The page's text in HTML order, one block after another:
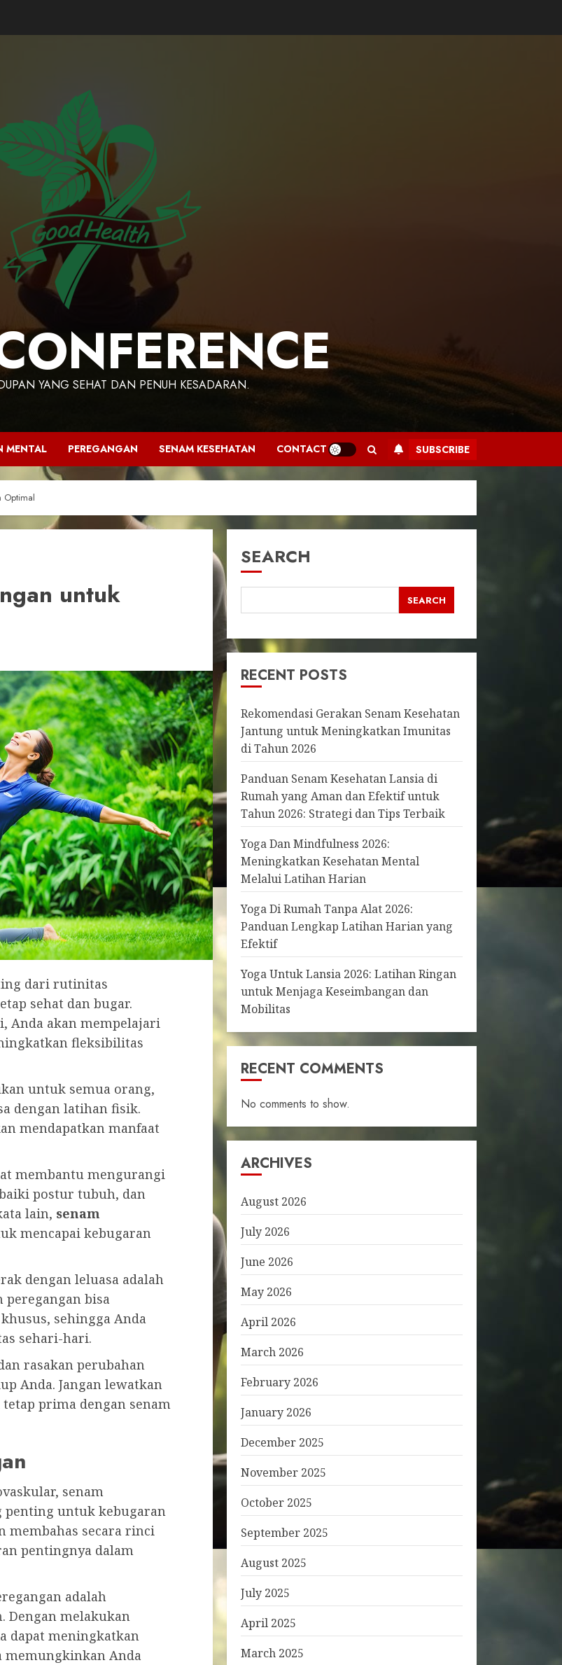
YANG SEHAT DAN PENUH KESADARAN.
MENTAL PEREGANGAN SENAM KESEHATAN CONTACT SUBSCRIBE
Optimal
untuk
dari rutinitas
sehat dan bugar.
Anda akan mempelajari
fleksibilitas
untuk semua orang,
dengan latihan fisik.
mendapatkan manfaat
membantu mengurangi
postur tubuh, dan
lain, senam
mencapai kebugaran
dengan leluasa adalah
peregangan bisa
sehingga Anda
sehari-hari.
rasakan perubahan
Anda. Jangan lewatkan
prima dengan senam
senam
penting untuk kebugaran
membahas secara rinci
pentingnya dalam
adalah
melakukan
dapat meningkatkan
Anda
SEARCH
SEARCH
RECENT POSTS
Rekomendasi Gerakan Senam Kesehatan
Jantung untuk Meningkatkan Imunitas
di Tahun 2026
Panduan Senam Kesehatan Lansia di
Rumah yang Aman dan Efektif untuk
Tahun 2026: Strategi dan Tips Terbaik
Yoga Dan Mindfulness 2026:
Meningkatkan Kesehatan Mental
Melalui Latihan Harian
Yoga Di Rumah Tanpa Alat 2026:
Panduan Lengkap Latihan Harian yang
Efektif
Yoga Untuk Lansia 2026: Latihan Ringan
untuk Menjaga Keseimbangan dan
Mobilitas
RECENT COMMENTS
No comments to show.
ARCHIVES
August 2026
July 2026
June 2026
May 2026
April 2026
March 2026
February 2026
January 2026
December 2025
November 2025
October 2025
September 2025
August 2025
July 2025
April 2025
March 2025